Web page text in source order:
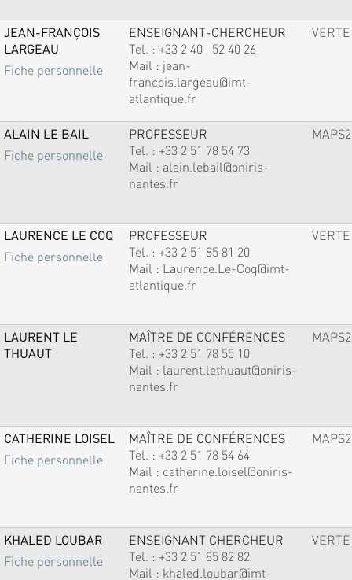
JEAN-FRANÇOIS
LARGEAU
Fiche personnelle
ENSEIGNANT-CHERCHEUR
Tel. : +33 2 40 52 40 26
Mail : jean-
francois.largeau@imt-
atlantique.fr
VERTE
ALAIN LE BAIL
Fiche personnelle
PROFESSEUR
Tel. : +33 2 51 78 54 73
Mail : alain.lebail@oniris-
nantes.fr
MAPS2
LAURENCE LE COQ
Fiche personnelle
PROFESSEUR
Tel. : +33 2 51 85 81 20
Mail : Laurence.Le-Coq@imt-
atlantique.fr
VERTE
LAURENT LE
THUAUT
MAÎTRE DE CONFÉRENCES
Tel. : +33 2 51 78 55 10
Mail : laurent.lethuaut@oniris-
nantes.fr
MAPS2
CATHERINE LOISEL
Fiche personnelle
MAÎTRE DE CONFÉRENCES
Tel. : +33 2 51 78 54 64
Mail : catherine.loisel@oniris-
nantes.fr
MAPS2
KHALED LOUBAR
Fiche personnelle
ENSEIGNANT CHERCHEUR
Tel. : +33 2 51 85 82 82
Mail : khaled.loubar@imt-
VERTE